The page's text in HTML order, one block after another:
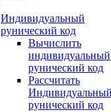
Индивидуальный
рунический код
Вычислить
индивидуальный
рунический код
Рассчитать
рунический код